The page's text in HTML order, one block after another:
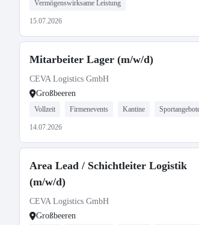
Vermögenswirksame Leistung
15.07.2026
Mitarbeiter Lager (m/w/d)
CEVA Logistics GmbH
Großbeeren
Vollzeit Firmenevents Kantine
14.07.2026
Area Lead / Schichtleiter Logistik
(m/w/d)
CEVA Logistics GmbH
Großbeeren